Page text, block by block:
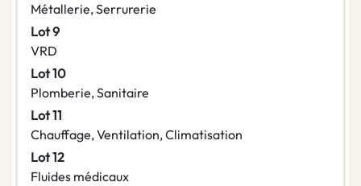
Métallerie, Serrurerie
Lot 9
VRD
Lot 10
Plomberie, Sanitaire
Lot 11
Chauffage, Ventilation, Climatisation
Lot 12
Fluides médicaux